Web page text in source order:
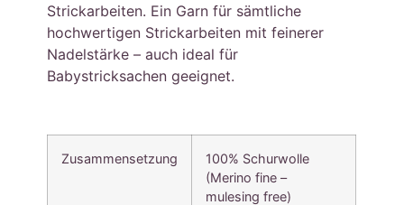
Strickarbeiten. Ein Garn für sämtliche
hochwertigen Strickarbeiten mit feinerer
Nadelstärke – auch ideal für
Babystricksachen geeignet.
Zusammensetzung
100% Schurwolle
(Merino fine –
mulesing free)